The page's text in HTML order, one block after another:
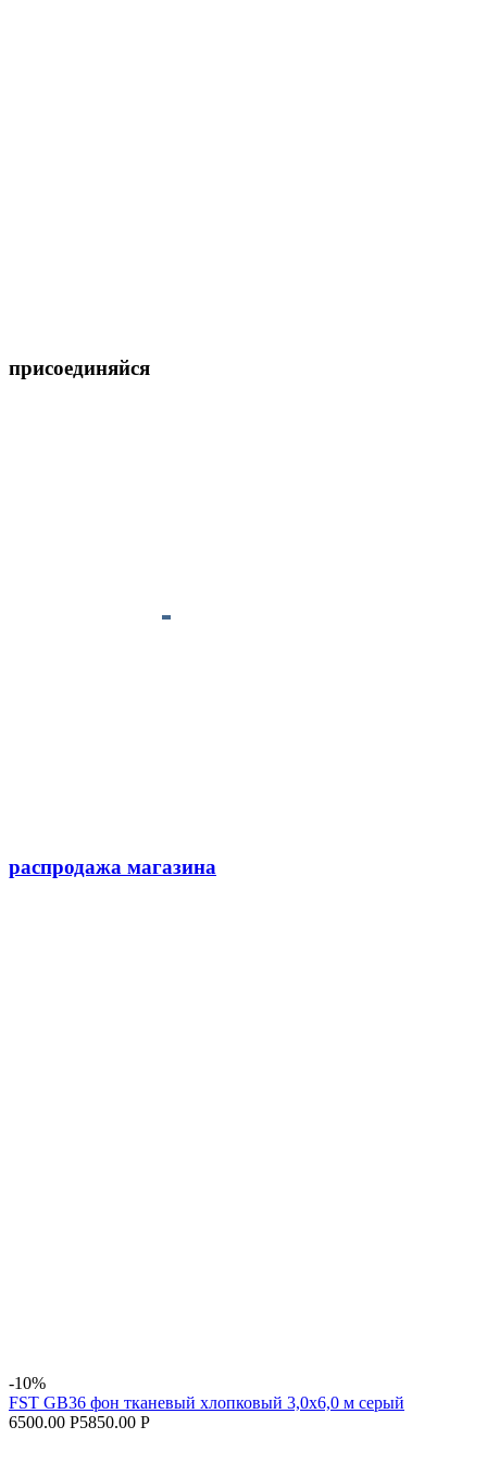
присоединяйся
распродажа магазина
-10%
FST GB36 фон тканевый хлопковый 3,0х6,0 м серый
6500.00 Р5850.00 Р